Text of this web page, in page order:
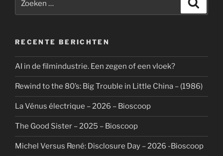
RECENTE BERICHTEN
AI in de filmindustrie. Een zegen of een vloek?
Rewind to the 80’s: Big Trouble in Little China – (1986)
La Vénus électrique – 2026 – Bioscoop
The Good Sister – 2025 – Bioscoop
Michel Versus René: Disclosure Day – 2026 -Bioscoop